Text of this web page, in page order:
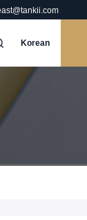
Korean